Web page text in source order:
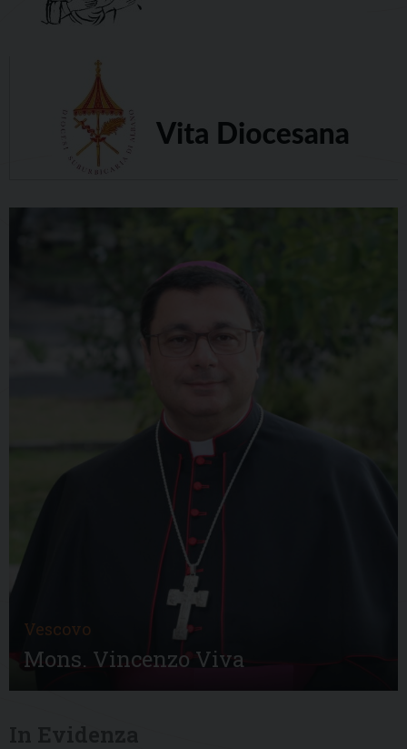
Vescovo
Mons. Vincenzo Viva